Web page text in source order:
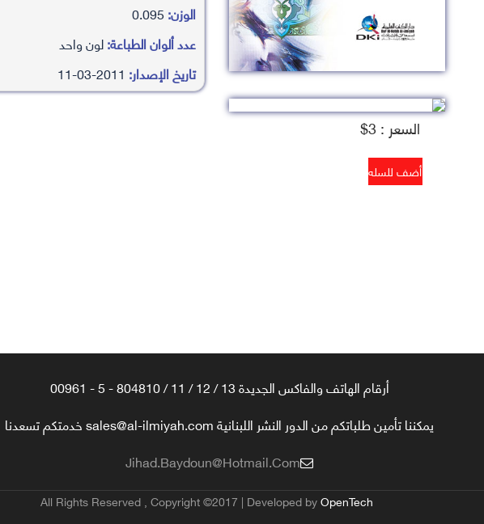
السعر : 3$
الوزن:
عدد ألوان الطباعة:لون واحد
تاريخ الإصدار:
أرقام الهاتف والفاكس الجديدة 13 / 12 / 11 / 804810 - 5 - 00961
يمكننا تأمين طلباتكم من الدور النشر اللبنانية sales@al-ilmiyah.com خدمتكم تسعدنا
Jihad.baydoun@hotmail.com
All Rights Reserved , Copyright ©2017 | Developed byOpenTech